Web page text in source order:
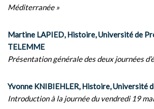
Méditerranée »
Martine LAPIED, Histoire, Université de
TELEMME
Présentation générale des deux journées
Yvonne KNIBIEHLER, Histoire, Université
Introduction à la journée du vendredi 19 mai